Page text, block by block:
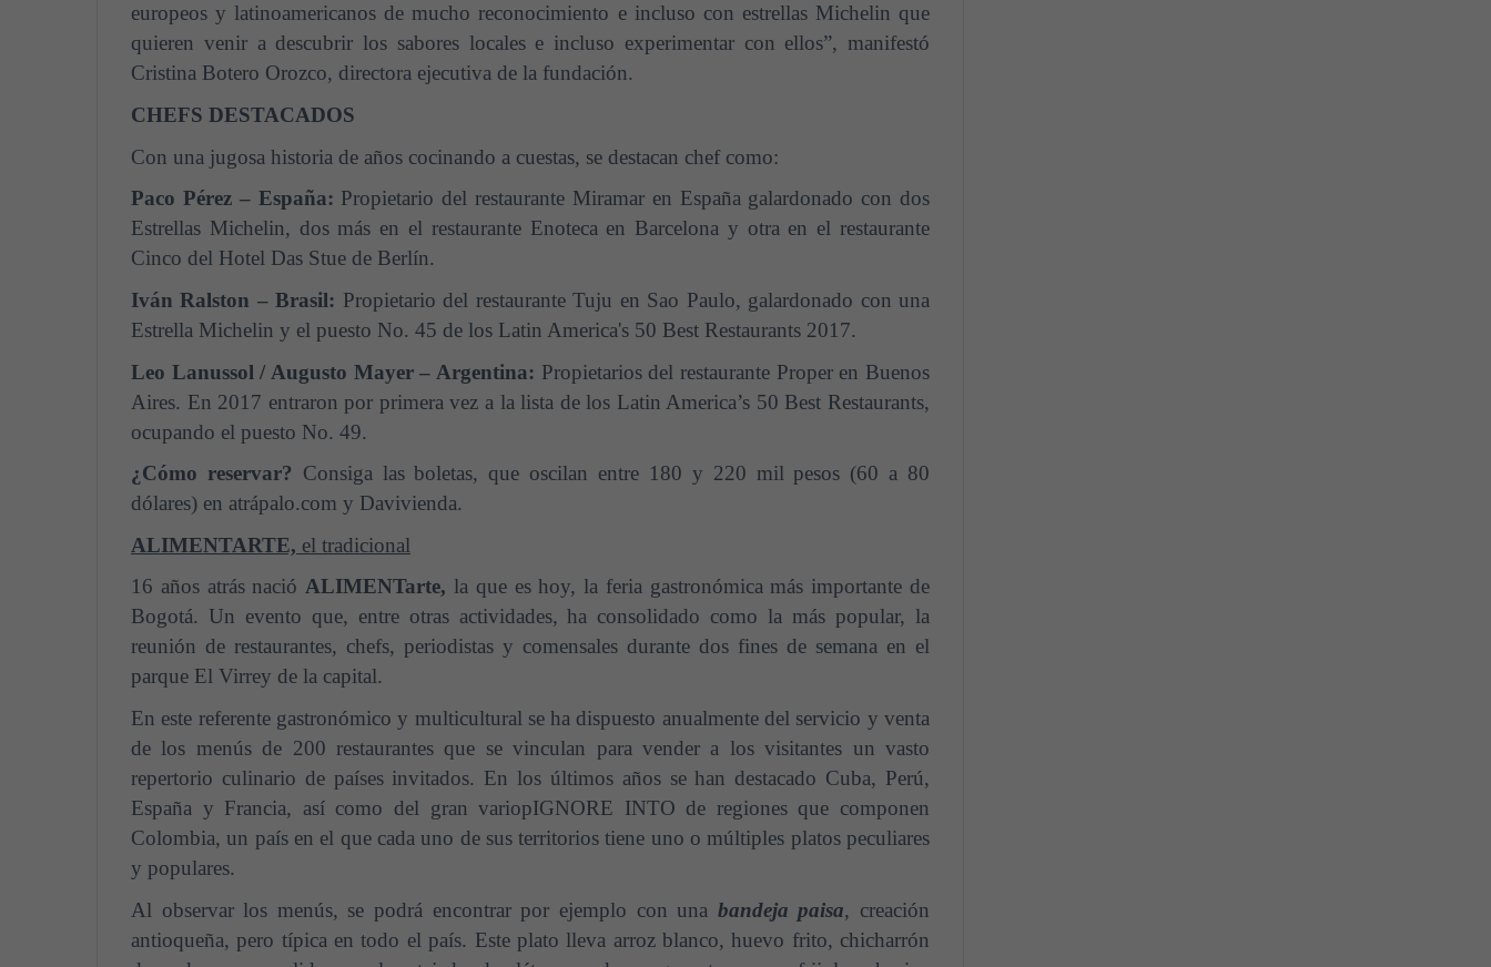
europeos y latinoamericanos de mucho reconocimiento e incluso con estrellas Michelin que
quieren venir a descubrir los sabores locales e incluso experimentar con ellos”, manifestó
Cristina Botero Orozco, directora ejecutiva de la fundación.
CHEFS DESTACADOS
Con una jugosa historia de años cocinando a cuestas, se destacan chef como:
Paco Pérez – España: Propietario del restaurante Miramar en España galardonado con dos
Estrellas Michelin, dos más en el restaurante Enoteca en Barcelona y otra en el restaurante
Cinco del Hotel Das Stue de Berlín.
Iván Ralston – Brasil: Propietario del restaurante Tuju en Sao Paulo, galardonado con una
Estrella Michelin y el puesto No. 45 de los Latin America's 50 Best Restaurants 2017.
Leo Lanussol / Augusto Mayer – Argentina: Propietarios del restaurante Proper en Buenos
Aires. En 2017 entraron por primera vez a la lista de los Latin America’s 50 Best Restaurants,
ocupando el puesto No. 49.
¿Cómo reservar? Consiga las boletas, que oscilan entre 180 y 220 mil pesos (60 a 80
dólares) en atrápalo.com y Davivienda.
ALIMENTARTE, el tradicional
16 años atrás nacióALIMENTarte, la que es hoy, la feria gastronómica más importante de
Bogotá. Un evento que, entre otras actividades, ha consolidado como la más popular, la
reunión de restaurantes, chefs, periodistas y comensales durante dos fines de semana en el
parque El Virrey de la capital.
En este referente gastronómico y multicultural se ha dispuesto anualmente del servicio y venta
de los menús de 200 restaurantes que se vinculan para vender a los visitantes un vasto
repertorio culinario de países invitados. En los últimos años se han destacado Cuba, Perú,
España y Francia, así como del gran variopIGNORE INTO de regiones que componen
Colombia, un país en el que cada uno de sus territorios tiene uno o múltiples platos peculiares
y populares.
Al observar los menús, se podrá encontrar por ejemplo con una bandeja paisa, creación
antioqueña, pero típica en todo el país. Este plato lleva arroz blanco, huevo frito, chicharrón